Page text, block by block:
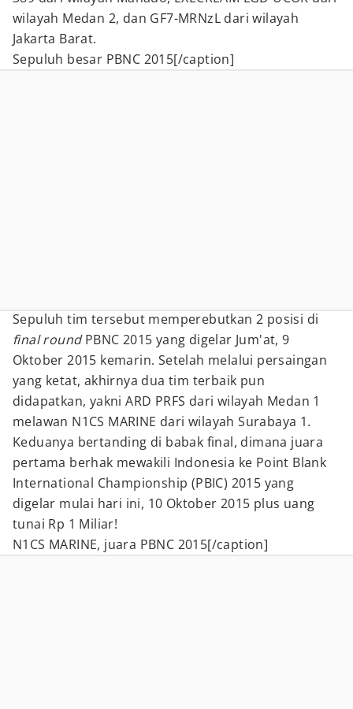
wilayah Medan 2, dan GF7-MRNzL dari wilayah
Jakarta Barat.
Sepuluh besar PBNC 2015[/caption]
Sepuluh tim tersebut memperebutkan 2 posisi di
final roundPBNC 2015 yang digelar Jum'at, 9
Oktober 2015 kemarin. Setelah melalui persaingan
yang ketat, akhirnya dua tim terbaik pun
didapatkan, yakni ARD PRFS dari wilayah Medan 1
melawan N1CS MARINE dari wilayah Surabaya 1.
Keduanya bertanding di babak final, dimana juara
pertama berhak mewakili Indonesia ke Point Blank
International Championship (PBIC) 2015 yang
digelar mulai hari ini, 10 Oktober 2015 plus uang
tunai Rp 1 Miliar!
N1CS MARINE, juara PBNC 2015[/caption]